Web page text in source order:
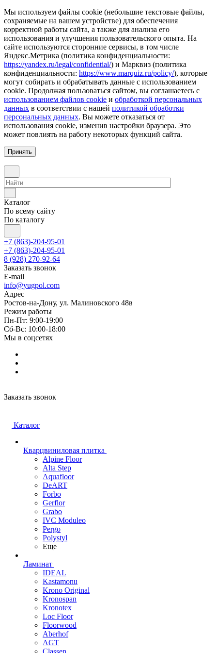
Мы используем файлы cookie (небольшие текстовые файлы,
сохраняемые на вашем устройстве) для обеспечения
корректной работы сайта, а также для анализа его
использования и улучшения пользовательского опыта. На
сайте используются сторонние сервисы, в том числе
Яндекс.Метрика (политика конфиденциальности:
https://yandex.ru/legal/confidential/) и Марквиз (политика
конфиденциальности: https://www.marquiz.ru/policy/), которые
могут собирать и обрабатывать данные с использованием
cookie. Продолжая пользоваться сайтом, вы соглашаетесь с
использованием файлов cookie и обработкой персональных
данных в соответствии с нашей политикой обработки
персональных данных. Вы можете отказаться от
использования cookie, изменив настройки браузера. Это
может повлиять на работу некоторых функций сайта.
Принять
Каталог
По всему сайту
По каталогу
+7 (863)-204-95-01
+7 (863)-204-95-01
8 (928) 270-92-64
Заказать звонок
E-mail
info@yugpol.com
Адрес
Ростов-на-Дону, ул. Малиновского 48в
Режим работы
Пн-Пт: 9:00-19:00
Cб-Вс: 10:00-18:00
Мы в соцсетях
Заказать звонок
Каталог
Кварцвиниловая плитка
Alpine Floor
Alta Step
Aquafloor
DeART
Forbo
Gerflor
Grabo
IVC Moduleo
Pergo
Polystyl
Еще
Ламинат
IDEAL
Kastamonu
Krono Original
Kronospan
Kronotex
Loc Floor
Floorwood
Aberhof
AGT
Classen